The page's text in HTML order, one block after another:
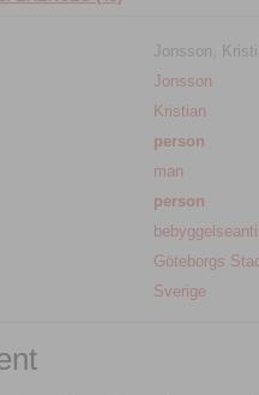
Jonsson,
Jonsson
Kristian
person
man
person
Göteborgs
Sverige